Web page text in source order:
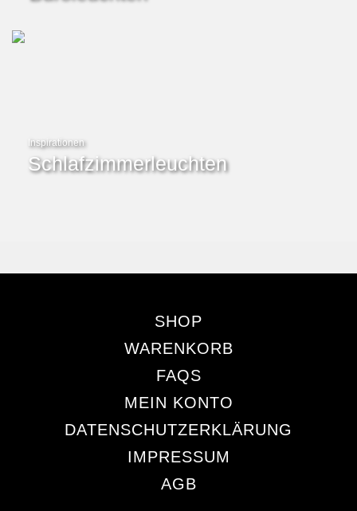
Inspirationen
Schlafzimmerleuchten
SHOP
WARENKORB
FAQS
MEIN KONTO
DATENSCHUTZERKLÄRUNG
IMPRESSUM
AGB